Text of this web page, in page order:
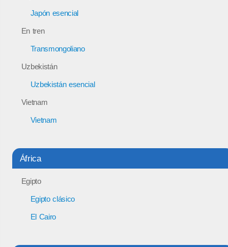
Japón esencial
En tren
Transmongoliano
Uzbekistán
Uzbekistán esencial
Vietnam
Vietnam
África
Egipto
Egipto clásico
El Cairo